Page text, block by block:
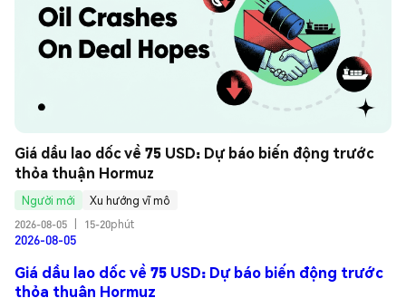
Giá dầu lao dốc về 75 USD: Dự báo biến động trước
thỏa thuận Hormuz
Người mới
Xu hướng vĩ mô
2026-08-05
15-20phút
2026-08-05
Giá dầu lao dốc về 75 USD: Dự báo biến động trước
thỏa thuận Hormuz